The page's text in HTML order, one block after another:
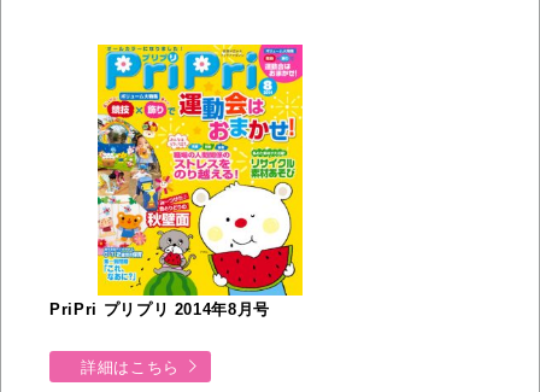
PriPri プリプリ 2014年8月号
詳細はこちら